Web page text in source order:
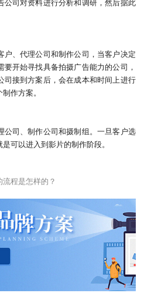
公司对资料进行分析和调研，然后据此
户、代理公司和制作公司，当客户决定
开始寻找具备拍摄广告能力的公司，
司接到方案后，会在成本和时间上进行
作方案。
公司、制作公司和摄制组。一旦客户选
可以进入到影片的制作阶段。
程是怎样的？